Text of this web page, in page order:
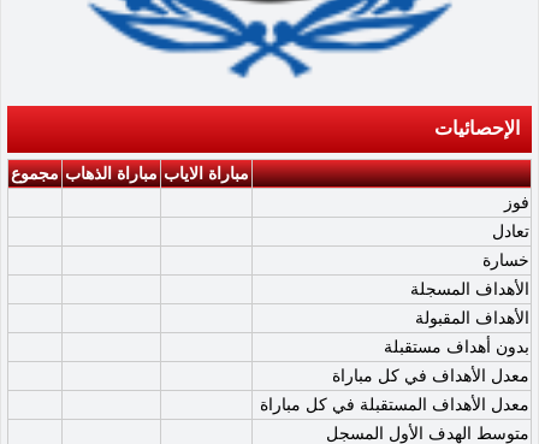
الإحصائيات
مباراة الاياب مباراة الذهاب مجموع
فوز
تعادل
خسارة
الأهداف المسجلة
الأهداف المقبولة
بدون أهداف مستقبلة
معدل الأهداف في كل مباراة
معدل الأهداف المستقبلة في كل مباراة
متوسط الهدف الأول المسجل